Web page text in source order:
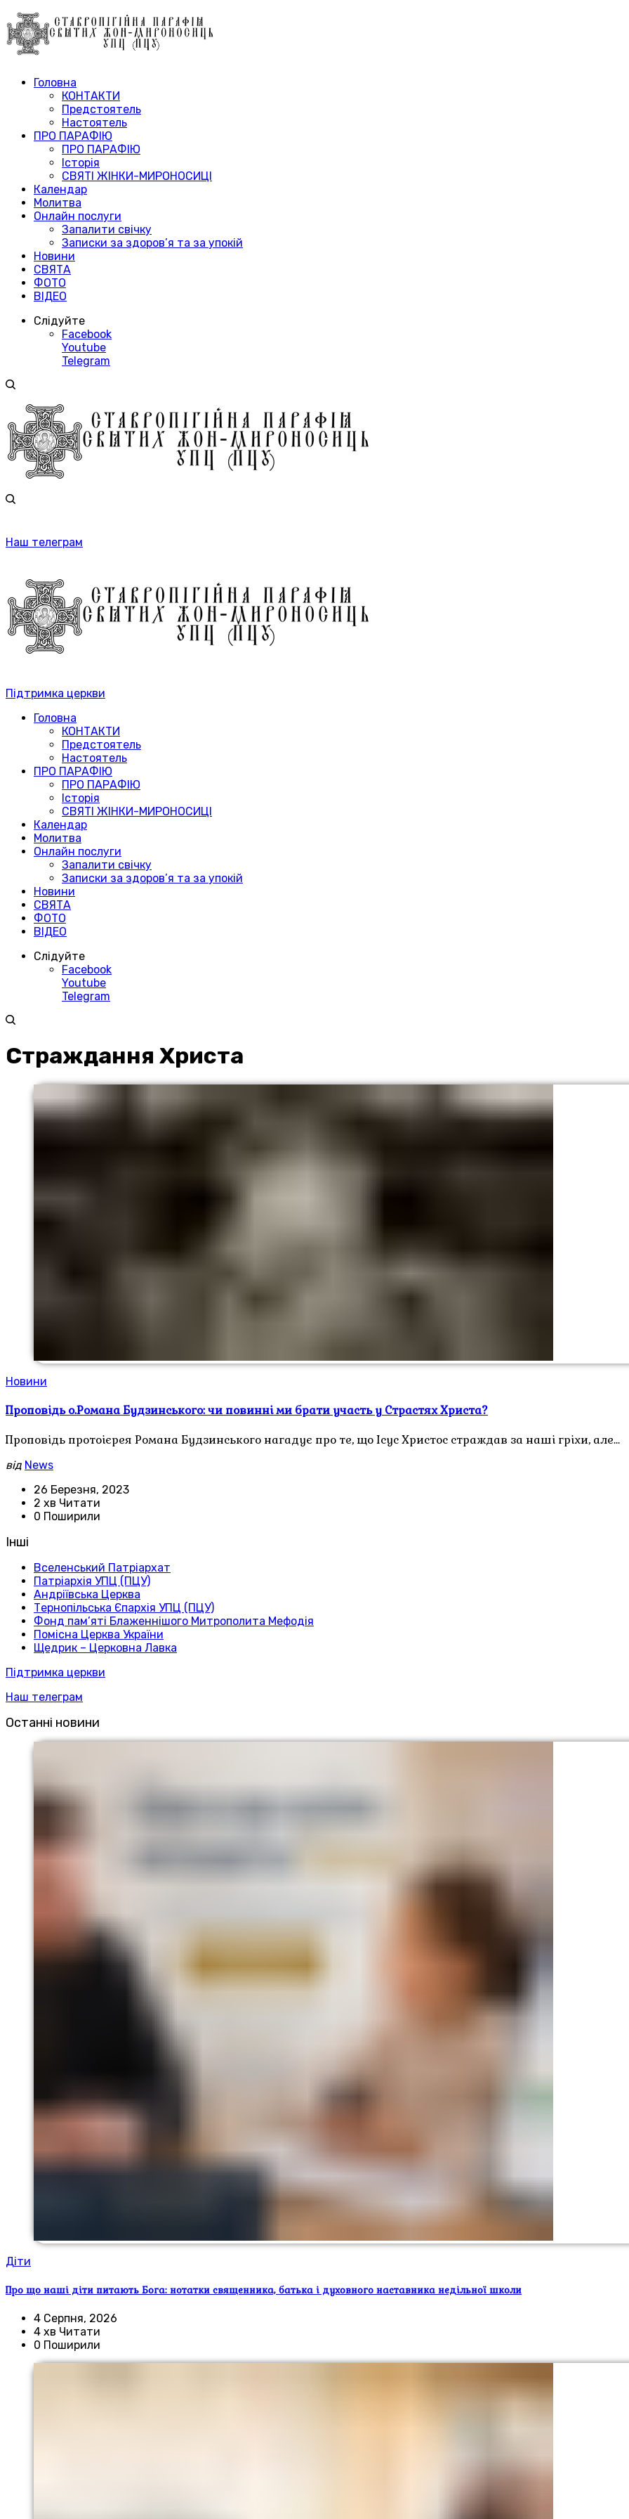
Головна
КОНТАКТИ
Предстоятель
Настоятель
ПРО ПАРАФІЮ
ПРО ПАРАФІЮ
Історія
СВЯТІ ЖІНКИ-МИРОНОСИЦІ
Календар
Молитва
Онлайн послуги
Запалити свічку
Записки за здоров’я та за упокій
Новини
СВЯТА
ФОТО
ВІДЕО
Слідуйте
Facebook
Youtube
Telegram
Наш телеграм
Підтримка церкви
Головна
КОНТАКТИ
Предстоятель
Настоятель
ПРО ПАРАФІЮ
ПРО ПАРАФІЮ
Історія
СВЯТІ ЖІНКИ-МИРОНОСИЦІ
Календар
Молитва
Онлайн послуги
Запалити свічку
Записки за здоров’я та за упокій
Новини
СВЯТА
ФОТО
ВІДЕО
Слідуйте
Facebook
Youtube
Telegram
Страждання Христа
Новини
Проповідь о.Романа Будзинського: чи повинні ми брати участь у Страстях Христа?
Проповідь протоієрея Романа Будзинського нагадує про те, що Ісус Христос страждав за наші гріхи, але…
від News
26 Березня, 2023
2 хв Читати
0 Поширили
Інші
Вселенський Патріархат
Патріархія УПЦ (ПЦУ)
Андріївська Церква
Тернопільська Єпархія УПЦ (ПЦУ)
Фонд пам’яті Блаженнішого Митрополита Мефодія
Помісна Церква України
Щедрик – Церковна Лавка
Підтримка церкви
Наш телеграм
Останні новини
Діти
Про що наші діти питають Бога: нотатки священника, батька і духовного наставника недільної школи
4 Серпня, 2026
4 хв Читати
0 Поширили